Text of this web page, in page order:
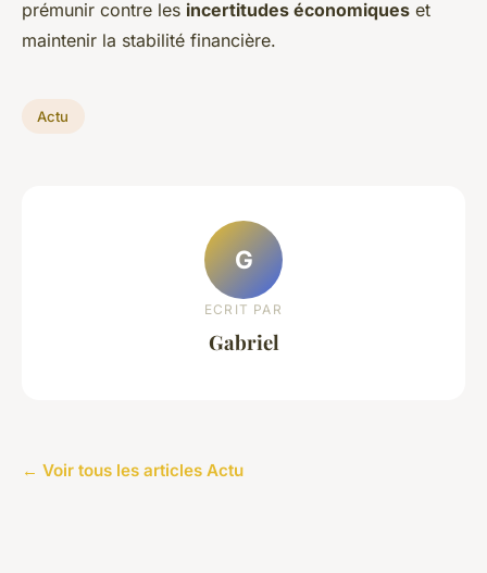
prémunir contre les incertitudes économiques et
maintenir la stabilité financière.
Actu
G
ECRIT PAR
Gabriel
← Voir tous les articles Actu